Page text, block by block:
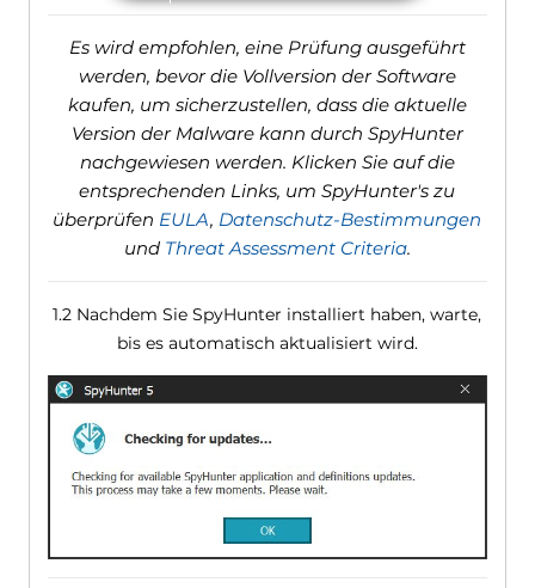
Es wird empfohlen, eine Prüfung ausgeführt
werden, bevor die Vollversion der Software
kaufen, um sicherzustellen, dass die aktuelle
Version der Malware kann durch SpyHunter
nachgewiesen werden. Klicken Sie auf die
entsprechenden Links, um SpyHunter's zu
überprüfen EULA, Datenschutz-Bestimmungen
und Threat Assessment Criteria.
1.2 Nachdem Sie SpyHunter installiert haben, warte,
bis es automatisch aktualisiert wird.